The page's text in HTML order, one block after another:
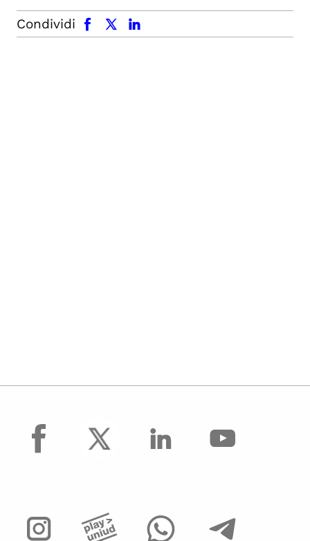
Condividi
facebook x.com linkedin
facebook